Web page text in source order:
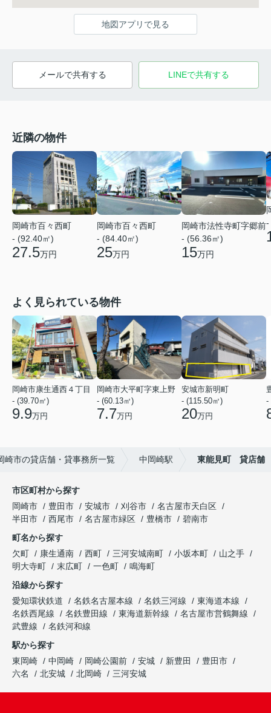
地図アプリで見る
メールで共有する LINEで共有する
近隣の物件
岡崎市百々西町
- (92.40㎡)
27.5万円
岡崎市百々西町
- (84.40㎡)
25万円
岡崎市法性寺町字郷前
- (56.36㎡)
15万円
-
よく見られている物件
岡崎市康生通西４丁目
- (39.70㎡)
9.9万円
岡崎市大平町字東上野
- (60.13㎡)
7.7万円
安城市新明町
- (115.50㎡)
20万円
-
崎市の貸店舗・貸事務所一覧 中岡崎駅 東能見町 貸店舗
市区町村から探す
岡崎市
豊田市 安城市 刈谷市
名古屋市天白区
半田市
西尾市 名古屋市緑区 豊橋市
碧南市
町名から探す
欠町
康生通南 西町 三河安城南町 小坂本町
山之手
明大寺町
末広町 一色町
鳴海町
沿線から探す
愛知環状鉄道
名鉄名古屋本線 名鉄三河線
東海道本線
名鉄西尾線
名鉄豊田線 東海道新幹線
名古屋市営鶴舞線
武豊線
名鉄河和線
駅から探す
東岡崎
中岡崎 岡崎公園前 安城 新豊田
豊田市
六名
北安城 北岡崎 三河安城